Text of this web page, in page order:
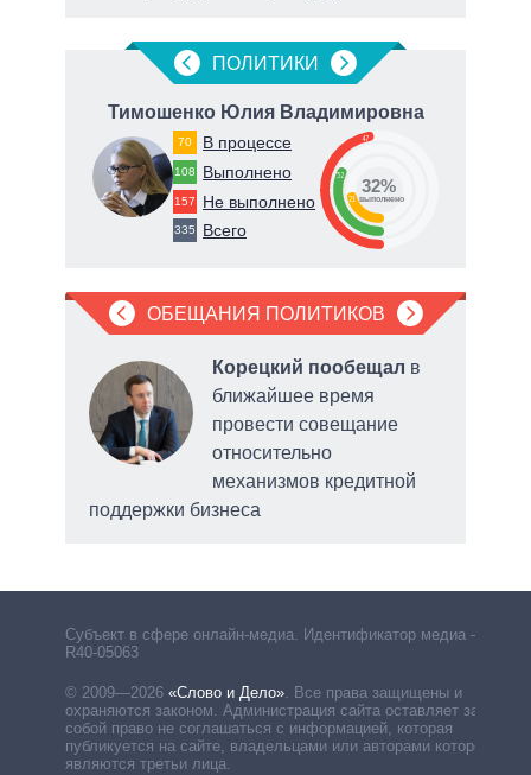
ПОЛИТИКИ
Тимошенко Юлия Владимировна
70 В процессе
108 Выполнено
157 Не выполнено
335 Всего
47
32
21
32%
выполнено
ОБЕЩАНИЯ ПОЛИТИКОВ
Корецкий пообещал в
ближайшее время
провести совещание
относительно
механизмов кредитной
поддержки бизнеса
Субъект в сфере онлайн-медиа. Идентификатор медиа –
R40-05063
© 2009—2026 «Слово и Дело». Все права защищены и
охраняются законом. Администрация сайта оставляет за
собой право не соглашаться с информацией, которая
публикуется на сайте, владельцами или авторами которой
являются третьи лица.